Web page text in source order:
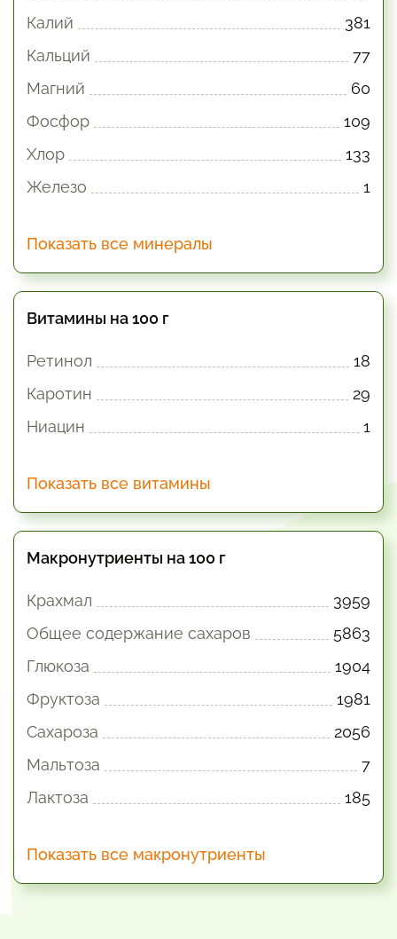
Калий
381
Кальций
77
Магний
60
Фосфор
109
Хлор
133
Железо
1
Показать все минералы
Витамины на 100 г
Ретинол
18
Каротин
29
Ниацин
1
Показать все витамины
Макронутриенты на 100 г
Крахмал
3959
Общее содержание сахаров
5863
Глюкоза
1904
Фруктоза
1981
Сахароза
2056
Мальтоза
7
Лактоза
185
Показать все макронутриенты